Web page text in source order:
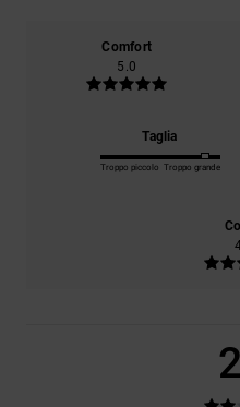
Comfort
5.0
Taglia
Troppo piccolo Troppo grande
2